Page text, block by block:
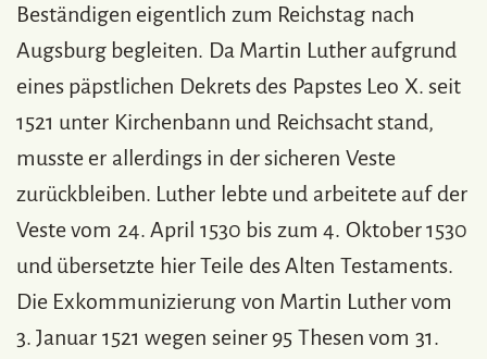
Beständigen eigentlich zum Reichstag nach
Augsburg begleiten. Da Martin Luther aufgrund
eines päpstlichen Dekrets des Papstes Leo X. seit
1521 unter Kirchenbann und Reichsacht stand,
musste er allerdings in der sicheren Veste
zurückbleiben. Luther lebte und arbeitete auf der
Veste vom 24. April 1530 bis zum 4. Oktober 1530
und übersetzte hier Teile des Alten Testaments.
Die Exkommunizierung von Martin Luther vom
3. Januar 1521 wegen seiner 95 Thesen vom 31.